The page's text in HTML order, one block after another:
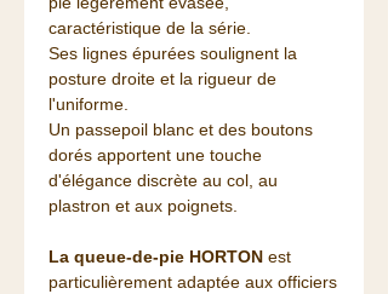
caractéristique de la série.
Ses lignes épurées soulignent la
posture droite et la rigueur de
l'uniforme.
Un passepoil blanc et des boutons
dorés apportent une touche
d'élégance discrète au col, au
plastron et aux poignets.
La queue-de-pie HORTON est
particulièrement adaptée aux officiers